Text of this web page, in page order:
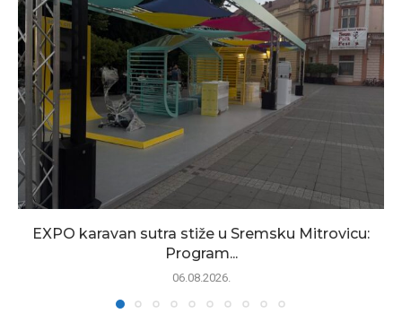
EXPO karavan sutra stiže u Sremsku Mitrovicu:
Program...
06.08.2026.